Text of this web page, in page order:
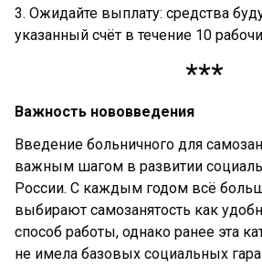
3. Ожидайте выплату: средства
указанный счёт в течение 10
***
Важность нововведения
Введение больничного для
важным шагом в развитии
России. С каждым годом всё
выбирают самозанятость как
способ работы, однако ранее эта
не имела базовых социальных